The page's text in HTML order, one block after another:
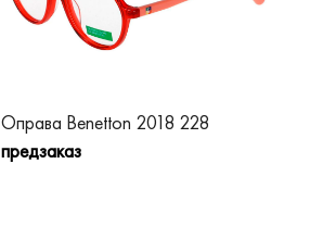
Оправа Benetton 2018 228
предзаказ